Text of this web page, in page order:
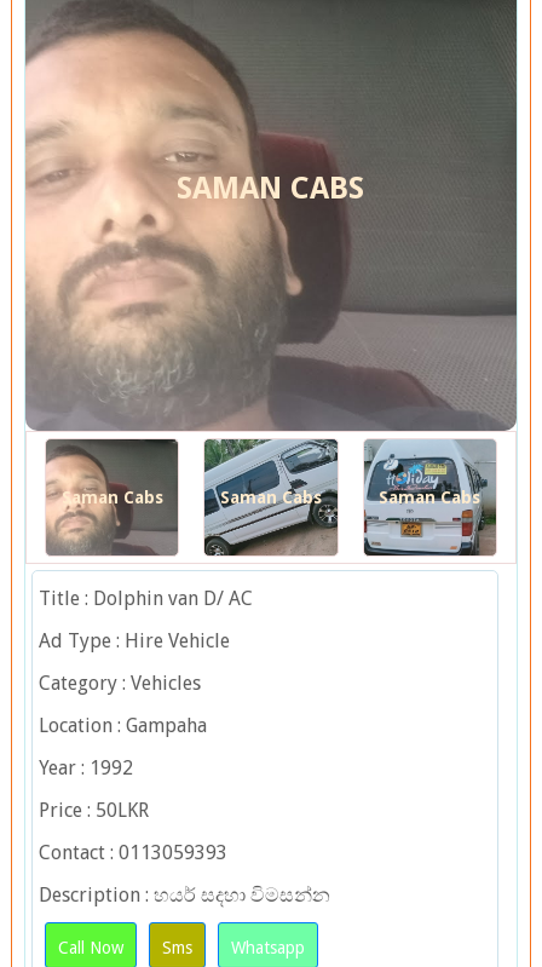
SAMAN CABS
Saman Cabs Saman Cabs Saman Cabs
Title : Dolphin van D/ AC
Ad Type : Hire Vehicle
Category : Vehicles
Location : Gampaha
Year : 1992
Price : 50LKR
Contact : 0113059393
Description : හයර් සදහා විමසන්න
Call Now Sms Whatsapp